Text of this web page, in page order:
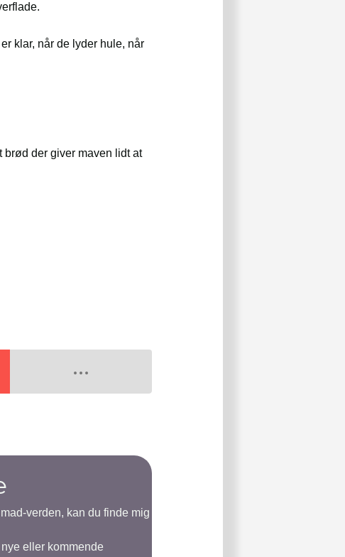
klar, når de lyder hule, når
brød der giver maven lidt at
verden, kan du finde mig
eller kommende